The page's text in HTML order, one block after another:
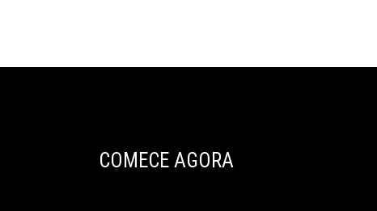
COMECE AGORA